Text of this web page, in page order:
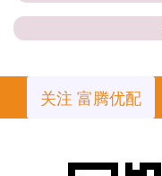
关注 富腾优配